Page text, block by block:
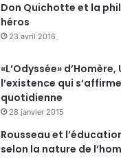
Don Quichotte et la
héros
23 avril 2016
«L’Odyssée»
l’existence qui
quotidienne
28 janvier 2015
Rousseau et
selon la nature de